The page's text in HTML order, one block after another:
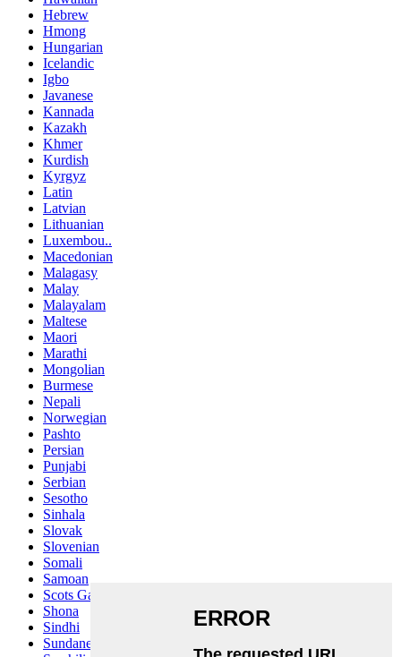
Hebrew
Hmong
Hungarian
Icelandic
Igbo
Javanese
Kannada
Kazakh
Khmer
Kurdish
Kyrgyz
Latin
Latvian
Lithuanian
Luxembou..
Macedonian
Malagasy
Malay
Malayalam
Maltese
Maori
Marathi
Mongolian
Burmese
Nepali
Norwegian
Pashto
Persian
Punjabi
Serbian
Sesotho
Sinhala
Slovak
Slovenian
Somali
Samoan
Scots Gaelic
Shona
Sindhi
Sundanese